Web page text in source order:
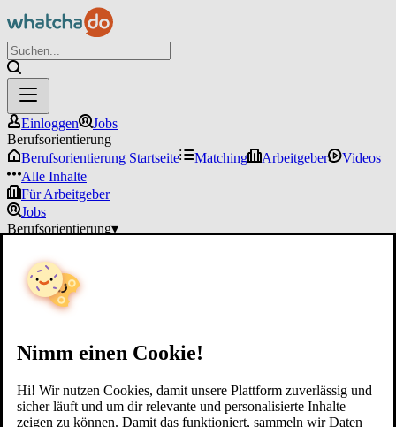
Nimm einen Cookie!
Hi! Wir nutzen Cookies, damit unsere Plattform zuverlässig und
sicher läuft und um dir relevante und personalisierte Inhalte
zeigen zu können. Damit das funktioniert, sammeln wir Daten
Einloggen
Jobs
Berufsorientierung
Berufsorientierung Startseite
Matching Arbeitgeber
Videos
Alle Inhalte
Für Arbeitgeber
Jobs
Berufsorientierung▾